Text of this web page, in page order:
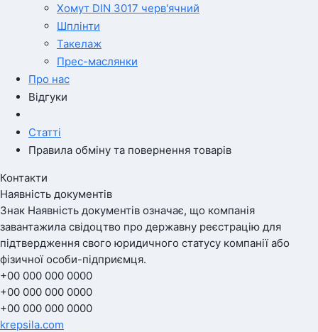
Хомут DIN 3017 черв'ячний
Шплінти
Такелаж
Прес-маслянки
Про нас
Відгуки
Статті
Правила обміну та повернення товарів
Контакти
Наявність документів
Знак Наявність документів означає, що компанія
завантажила свідоцтво про державну реєстрацію для
підтвердження свого юридичного статусу компанії або
фізичної особи-підприємця.
+00 000 000 0000
+00 000 000 0000
+00 000 000 0000
krepsila.com